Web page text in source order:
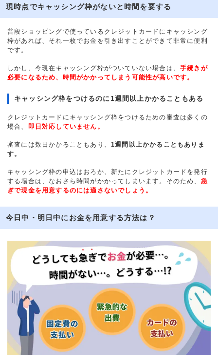
現時点でキャッシング枠がないと時間を要する
普段ショッピングで使っているクレジットカードにキャッシング
枠があれば、それ一枚でお金を引き出すことができて非常に便利
です。
しかし、今現在キャッシング枠がついていない場合は、 手続きが
必要になるため、時間がかかってしまう可能性が高いです。
キャッシング枠をつけるのに1週間以上かかることもある
クレジットカードにキャッシング枠をつけるための審査は多くの
場合、
即日対応していません。
審査には数日かかることもあり、 1週間以上かかることもありま
す。
キャッシング枠の申込はおろか、新たにクレジットカードを発行
する場合は、なおさら時間がかかってしまいます。そのため、 急
ぎで現金を用意するのには適さないでしょう。
今日中・明日中にお金を用意する方法は？